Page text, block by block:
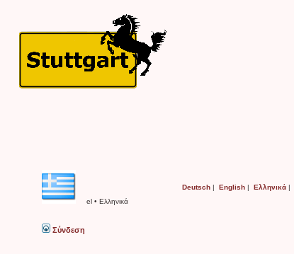
el • Ελληνικά
Deutsch | English | Ελληνικά |
Σύνδεση